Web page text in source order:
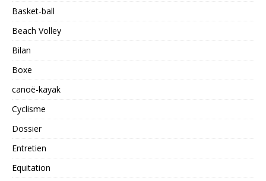
Basket-ball
Beach Volley
Bilan
Boxe
canoë-kayak
Cyclisme
Dossier
Entretien
Equitation